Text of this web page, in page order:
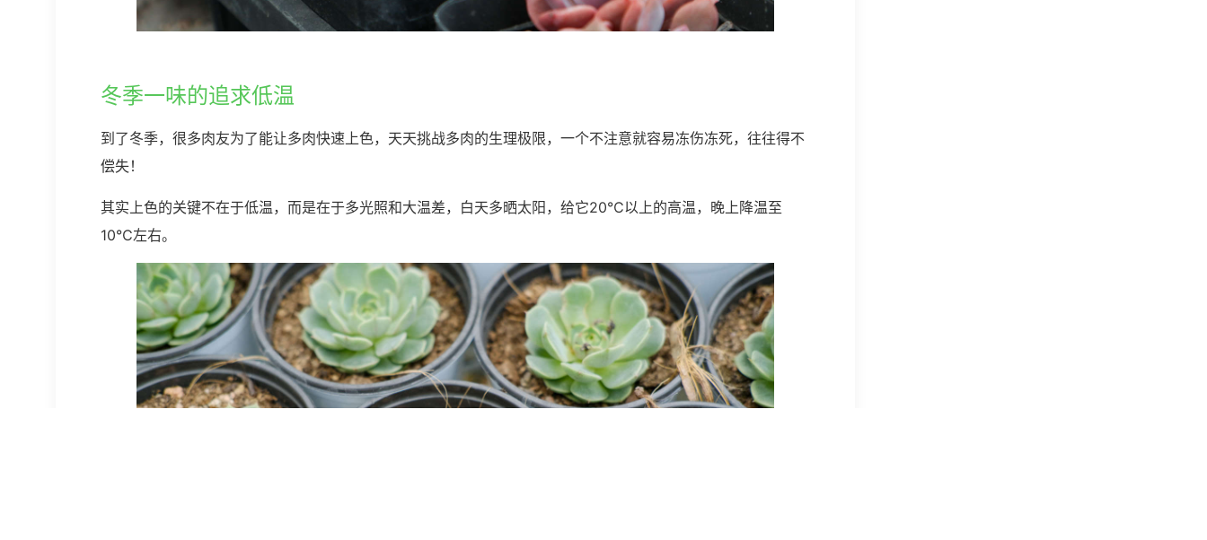
冬季一味的追求低温
到了冬季，很多肉友为了能让多肉快速上色，天天挑战多肉的生理极限，一个不注意就容易冻伤冻死，往往得不
偿失！
其实上色的关键不在于低温，而是在于多光照和大温差，白天多晒太阳，给它20℃以上的高温，晚上降温至
10℃左右。